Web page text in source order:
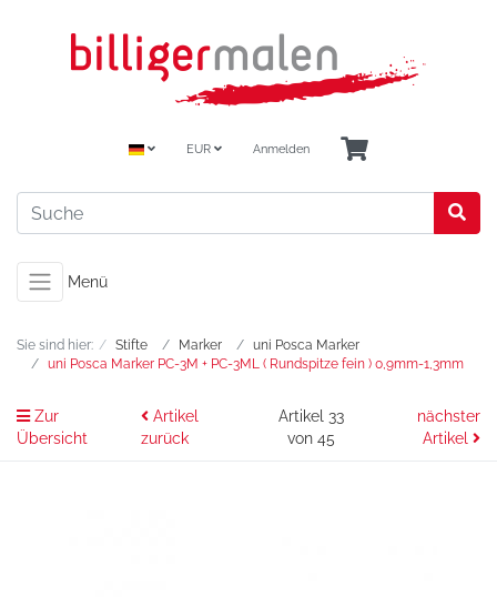
EUR Anmelden
Menü
Sie sind hier: Stifte Marker
uni Posca Marker
uni Posca Marker PC-3M + PC-3ML ( Rundspitze fein ) 0,9mm-1,3mm
Zur
Übersicht
Artikel
zurück
Artikel 33
von 45
nächster
Artikel